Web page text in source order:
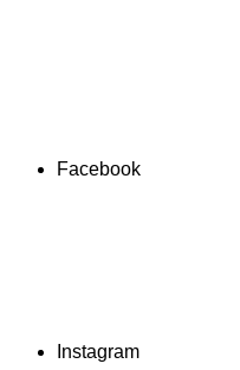
Facebook
Instagram